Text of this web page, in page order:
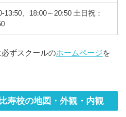
13:50、18:00～20:50 土日祝：
ずスクールのホームページを
寿校の地図・外観・内観